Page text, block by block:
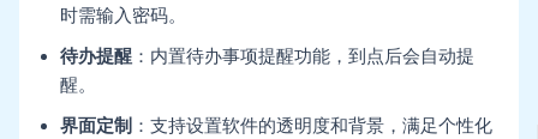
时需输入密码。
待办提醒 ：内置待办事项提醒功能，到点后会自动提
醒。
界面定制 ：支持设置软件的透明度和背景，满足个性化